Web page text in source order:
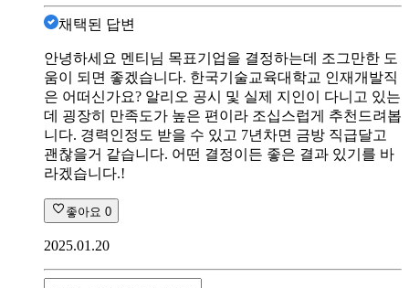
채택된 답변
안녕하세요 멘티님 목표기업을 결정하는데 조그만한 도
움이 되면 좋겠습니다. 한국기술교육대학교 인재개발직
은 어떠신가요? 알리오 공시 및 실제 지인이 다니고 있는
데 굉장히 만족도가 높은 편이라 조십스럽게 추천드려봅
니다. 경력인정도 받을 수 있고 7년차면 금방 직급달고
괜찮을거 같습니다. 어떤 결정이든 좋은 결과 있기를 바
라겠습니다.!
좋아요 0
2025.01.20